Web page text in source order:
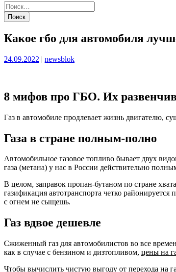
Какое гбо для автомобиля
Опубликовано
24.09.2022 | Опубликовано
newsblok
8 мифов про ГБО. Их
Газ в автомобиле продлевает жизнь двигателю,
Газа в стране полным-полно
Автомобильное газовое топливо бывает двух
газа (метана) у нас в России действительно
В целом, заправок пропан-бутаном по стране
газификация автотранспорта четко районируется
с огнем не сыщешь.
Газ вдвое дешевле
Сжиженный газ для автомобилистов во все
как в случае с бензином и дизтопливом, цены на
Чтобы вычислить чистую выгоду от перехода на